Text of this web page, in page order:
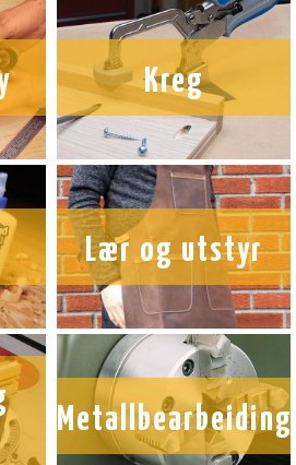
Kreg
Lær og utstyr
Metallbearbeiding